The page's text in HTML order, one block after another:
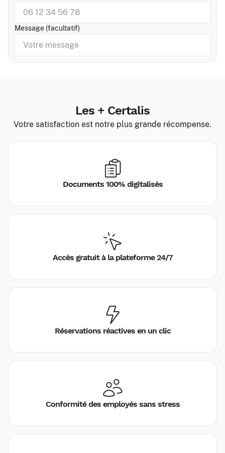
Message (facultatif)
Les + Certalis
Votre satisfaction est notre plus grande récompense.
Documents 100% digitalisés
Accès gratuit à la plateforme 24/7
Réservations réactives en un clic
Conformité des employés sans stress